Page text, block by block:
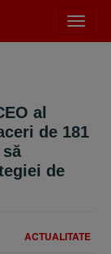
meniu
al
de 181
de
ACTUALITATE